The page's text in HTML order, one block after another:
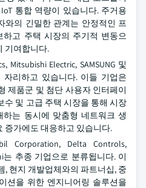
통합 역량이 있습니다. 주거용
와의 긴밀한 관계는 안정적인 프
하고 주택 시장의 주기적 변동으
기여합니다.
Mitsubishi Electric, SAMSUNG 및
자리하고 있습니다. 이들 기업은
제품군 및 첨단 사용자 인터페이
수 및 고급 주택 시장을 통해 시장
하는 동시에 맞춤형 네트워크 생
증가에도 대응하고 있습니다.
Corporation, Delta Controls,
는 추종 기업으로 분류됩니다. 이
, 현지 개발업체와의 파트너십, 중
션을 위한 엔지니어링 솔루션을